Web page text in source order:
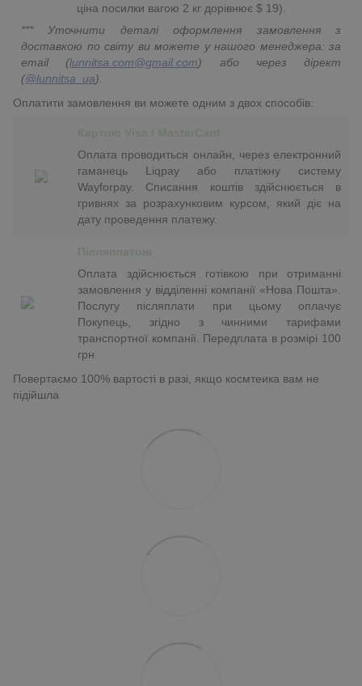
ціна посилки вагою 2 кг дорівнює $ 19).
*** Уточнити деталі оформлення замовлення з
доставкою по світу ви можете у нашого менеджера: за
email (lunnitsa.com@gmail.com) або через дірект
(@lunnitsa_ua).
Оплатити замовлення ви можете одним з двох способів:
Оплата проводиться онлайн, через електронний
гаманець Liqpay або платіжну систему
Wayforpay. Списання коштів здійснюється в
гривнях за розрахунковим курсом, який діє на
дату проведення платежу.
Оплата здійснюється готівкою при отриманні
замовлення у відділенні компанії «Нова Пошта».
Послугу післяплати при цьому оплачує
Покупець, згідно з чинними тарифами
транспортної компанії. Передплата в розмірі 100
грн
Повертаємо 100% вартості в разі, якщо космтеика вам не
підійшла